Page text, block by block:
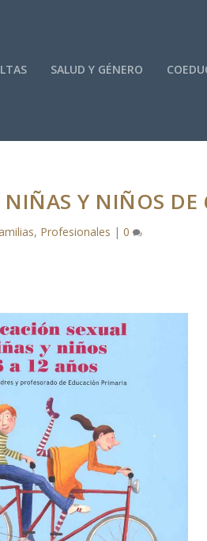
SALUD Y GÉNERO
NIÑAS Y NIÑOS
, Profesionales | 0